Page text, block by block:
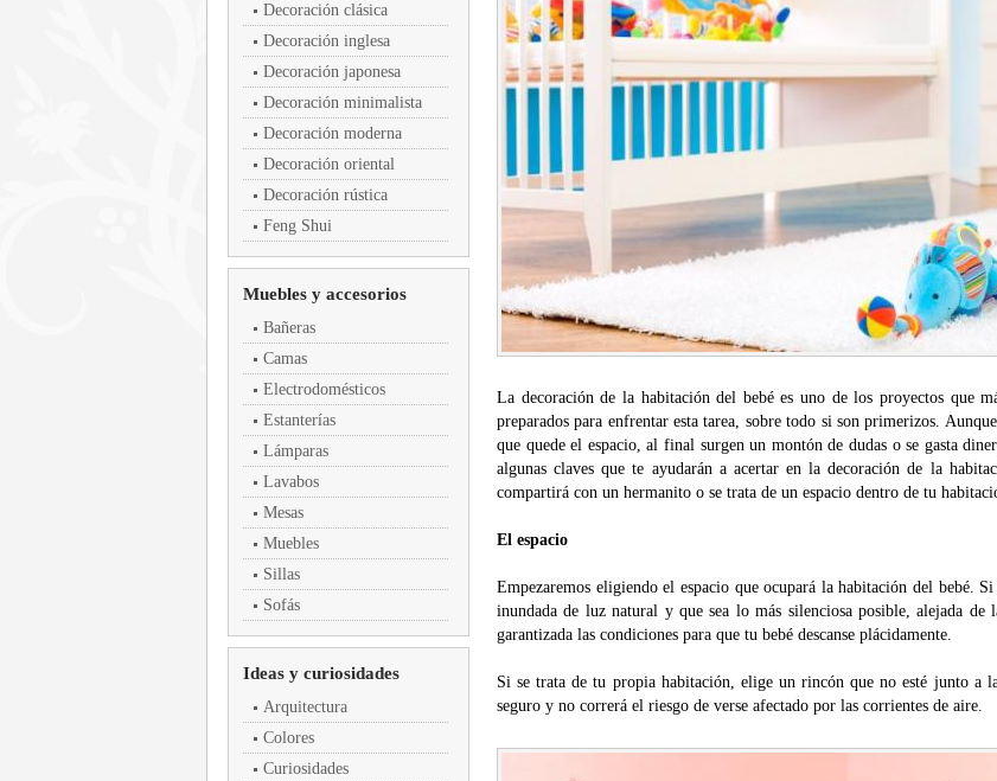
Decoración clásica
Decoración inglesa
Decoración japonesa
Decoración minimalista
Decoración moderna
Decoración oriental
Decoración rústica
Feng Shui
Muebles y accesorios
Bañeras
Camas
Electrodomésticos
Estanterías
Lámparas
Lavabos
Mesas
Muebles
Sillas
Sofás
Ideas y curiosidades
Arquitectura
Colores
Curiosidades
La decoración de la habitación del bebé es uno de los proyectos que
preparados para enfrentar esta tarea, sobre todo si son primerizos.
que quede el espacio, al final surgen un montón de dudas o se gasta
algunas claves que te ayudarán a acertar en la decoración de la
compartirá con un hermanito o se trata de un espacio dentro de tu
El espacio
Empezaremos eligiendo el espacio que ocupará la habitación del bebé.
inundada de luz natural y que sea lo más silenciosa posible, alejada de
garantizada las condiciones para que tu bebé descanse plácidamente.
Si se trata de tu propia habitación, elige un rincón que no esté junto a
seguro y no correrá el riesgo de verse afectado por las corrientes de aire.